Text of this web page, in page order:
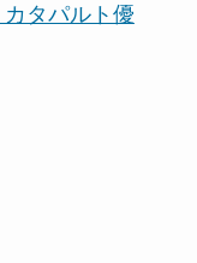
タパルト優